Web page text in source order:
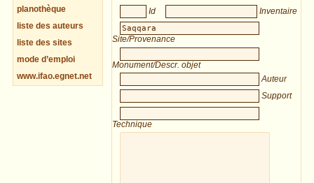
planothèque
liste des auteurs
liste des sites
mode d’emploi
www.ifao.egnet.net
Id
Inventaire
Site/Provenance
Monument/Descr. objet
Auteur
Support
Technique